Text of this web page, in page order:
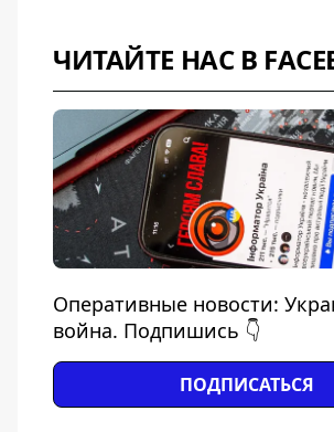
ЧИТАЙТЕ НАС В
Оперативные новости:
война. Подпишись 👇
ПОДПИСАТЬСЯ